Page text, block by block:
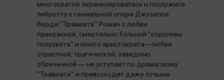
многократно экранизировалась и послужила
либретто к гениальной опере Джузеппе
Верди "Травиата". Роман о любви
прекрасной, смертельно больной "королевы
полусвета" и юного аристократа—любви
страстной, трагической, заведомо
обреченной — не уступает по драматизму
"Травиате" и превосходит даже лучшие